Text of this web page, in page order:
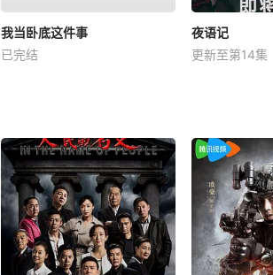
我当卧底这件事
已完结
夜语记
更新至第14集